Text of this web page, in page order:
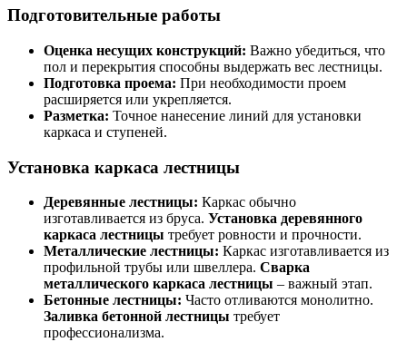
Подготовительные работы
Оценка несущих конструкций: Важно убедиться, что
пол и перекрытия способны выдержать вес лестницы.
Подготовка проема: При необходимости проем
расширяется или укрепляется.
Разметка: Точное нанесение линий для установки
каркаса и ступеней.
Установка каркаса лестницы
Деревянные лестницы: Каркас обычно
изготавливается из бруса. Установка деревянного
каркаса лестницы требует ровности и прочности.
Металлические лестницы: Каркас изготавливается из
профильной трубы или швеллера. Сварка
металлического каркаса лестницы – важный этап.
Бетонные лестницы: Часто отливаются монолитно.
Заливка бетонной лестницы требует
профессионализма.